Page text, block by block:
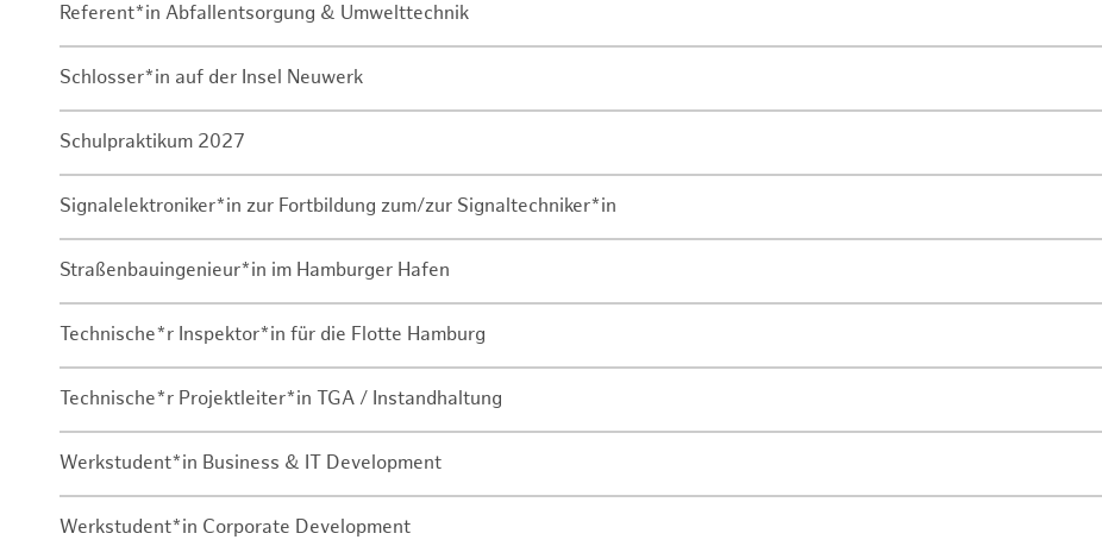
Referent*in Abfallentsorgung & Umwelttechnik
Schlosser*in auf der Insel Neuwerk
Schulpraktikum 2027
Signalelektroniker*in zur Fortbildung zum/zur Signaltechniker*in
Straßenbauingenieur*in im Hamburger Hafen
Technische*r Inspektor*in für die Flotte Hamburg
Technische*r Projektleiter*in TGA / Instandhaltung
Werkstudent*in Business & IT Development
Werkstudent*in Corporate Development